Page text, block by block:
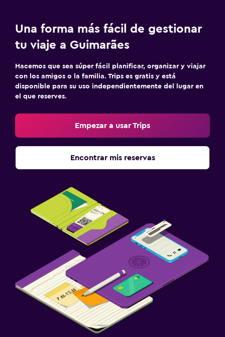
Una forma más fácil de gestionar
tu viaje a Guimarães
Hacemos que sea súper fácil planificar, organizar y viajar
con los amigos o la familia. Trips es gratis y está
disponible para su uso independientemente del lugar en
el que reserves.
Empezar a usar Trips
Encontrar mis reservas